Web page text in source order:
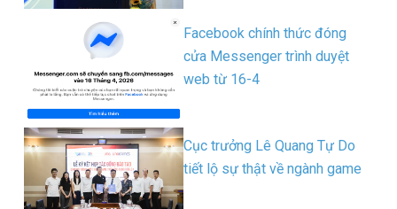
Facebook chính thức đóng
cửa Messenger trình duyệt
web từ 16-4
Cục trưởng Lê Quang Tự Do
tiết lộ sự thật về ngành game